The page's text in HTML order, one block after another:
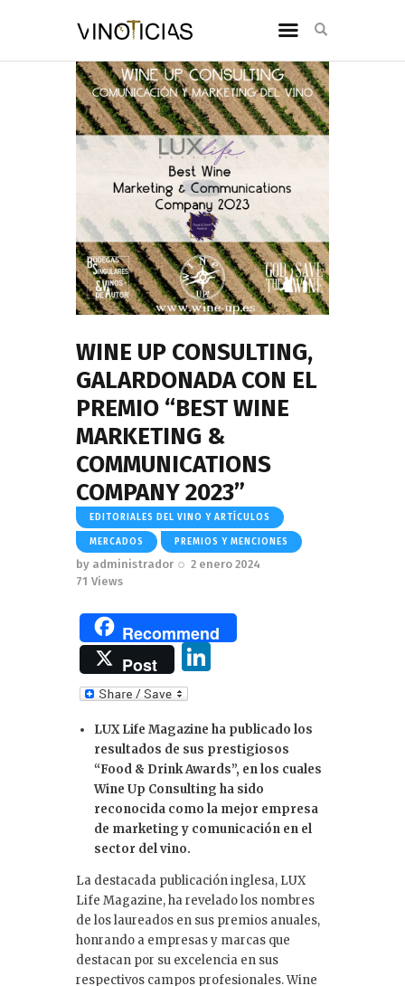
WINE UP CONSULTING,
GALARDONADA CON EL
PREMIO “BEST WINE
MARKETING &
COMMUNICATIONS
COMPANY 2023”
EDITORIALES DEL VINO Y ARTÍCULOS
MERCADOS PREMIOS Y MENCIONES
by administrador
2 enero 2024
71 Views
Recommend
Post
k
e
dI
n
LUX Life Magazine ha publicado los
resultados de sus prestigiosos
“Food & Drink Awards”, en los cuales
Wine Up Consulting ha sido
reconocida como la mejor empresa
de marketing y comunicación en el
sector del vino.
La destacada publicación inglesa, LUX
Life Magazine, ha revelado los nombres
de los laureados en sus premios anuales,
honrando a empresas y marcas que
destacan por su excelencia en sus
respectivos campos profesionales. Wine